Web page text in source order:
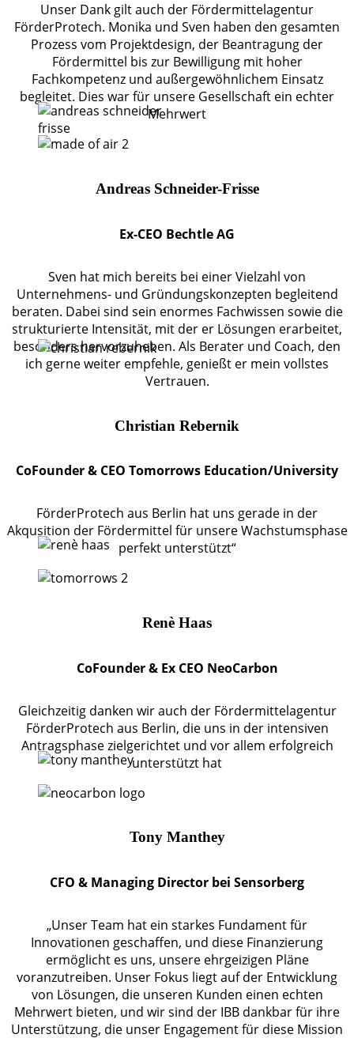
Unser Dank gilt auch der Fördermittelagentur
FörderProtech. Monika und Sven haben den gesamten
Prozess vom Projektdesign, der Beantragung der
Fördermittel bis zur Bewilligung mit hoher
Fachkompetenz und außergewöhnlichem Einsatz
begleitet. Dies war für unsere Gesellschaft ein echter
Mehrwert
Andreas Schneider-Frisse
Ex-CEO Bechtle AG
Sven hat mich bereits bei einer Vielzahl von
Unternehmens- und Gründungskonzepten begleitend
beraten. Dabei sind sein enormes Fachwissen sowie die
strukturierte Intensität, mit der er Lösungen erarbeitet,
besonders hervorzuheben. Als Berater und Coach, den
ich gerne weiter empfehle, genießt er mein vollstes
Vertrauen.
Christian Rebernik
CoFounder & CEO Tomorrows Education/University
FörderProtech aus Berlin hat uns gerade in der
Akqusition der Fördermittel für unsere Wachstumsphase
perfekt unterstützt“
Renè Haas
CoFounder & Ex CEO NeoCarbon
Gleichzeitig danken wir auch der Fördermittelagentur
FörderProtech aus Berlin, die uns in der intensiven
Antragsphase zielgerichtet und vor allem erfolgreich
unterstützt hat
Tony Manthey
CFO & Managing Director bei Sensorberg
„Unser Team hat ein starkes Fundament für
Innovationen geschaffen, und diese Finanzierung
ermöglicht es uns, unsere ehrgeizigen Pläne
voranzutreiben. Unser Fokus liegt auf der Entwicklung
von Lösungen, die unseren Kunden einen echten
Mehrwert bieten, und wir sind der IBB dankbar für ihre
Unterstützung, die unser Engagement für diese Mission